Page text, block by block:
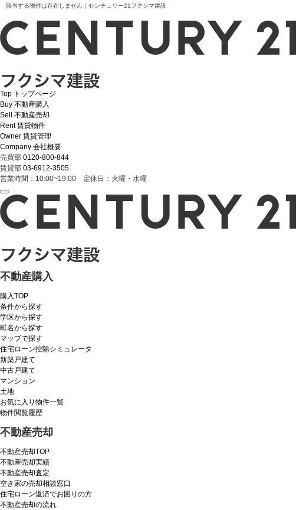
該当する物件は存在しません｜センチュリー21フクシマ建設
Top トップページ
Buy 不動産購入
Sell
不動産売却
Rent 賃貸物件
Owner 賃貸管理
Company 会社概要
売買部 0120-800-844
賃貸部 03-6912-3505
営業時間：10:00~19:00 定休日：火曜・水曜
不動産購入
購入TOP
条件から探す
学区から探す
町名から探す
マップで探す
住宅ローン控除シミュレータ
新築戸建て
中古戸建て
マンション
土地
お気に入り物件一覧
物件閲覧履歴
不動産売却
不動産売却TOP
不動産売却実績
不動産売却査定
空き家の売却相談窓口
住宅ローン返済でお困りの方
不動産売却の流れ